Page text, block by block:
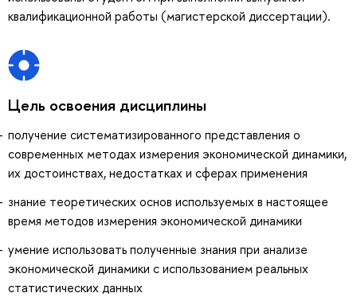
квалификационной работы (магистерской диссертации).
Цель освоения дисциплины
получение систематизированного представления о
современных методах измерения экономической динамики,
их достоинствах, недостатках и сферах применения
знание теоретических основ используемых в настоящее
время методов измерения экономической динамики
умение использовать полученные знания при анализе
экономической динамики с использованием реальных
статистических данных